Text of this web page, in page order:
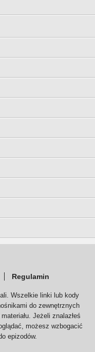
Regulamin
Wszelkie linki lub kody
do zewnętrznych
Jeżeli znalazłeś
możesz wzbogacić
epizodów.